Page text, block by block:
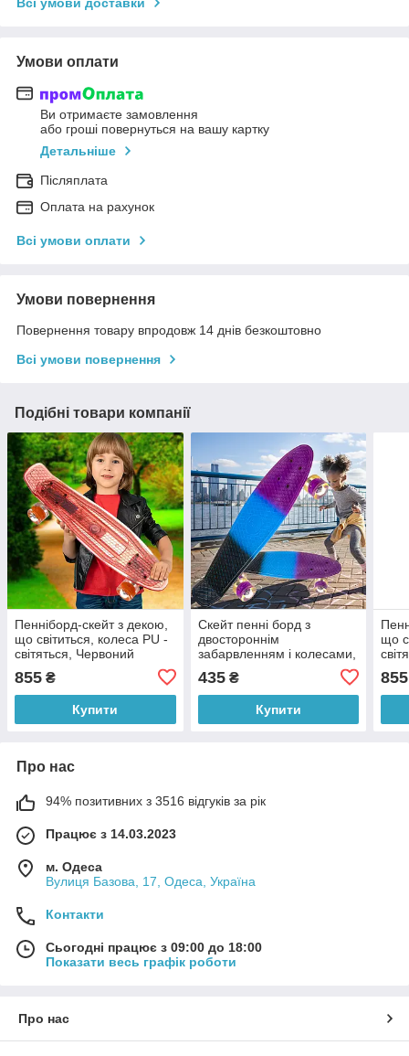
Умови оплати
Ви отримаєте замовлення
або гроші повернуться на вашу картку
Детальніше
Післяплата
Оплата на рахунок
Всі умови оплати
Умови повернення
Повернення товару впродовж 14 днів безкоштовно
Всі умови повернення
Подібні товари компанії
Пенніборд-скейт з декою,
що світиться, колеса PU -
світяться, Червоний
855 ₴
Купити
Скейт пенні борд з
двостороннім
забарвленням і колесами,
що світяться Penny Board
Чорно-блакитний-
фіолетовий
435₴
Купити
що
855
Про нас
94% позитивних з 3516 відгуків за рік
Працює з 14.03.2023
м. Одеса
Вулиця Базова, 17, Одеса, Україна
Контакти
Сьогодні працює з 09:00 до 18:00
Показати весь графік роботи
Про нас